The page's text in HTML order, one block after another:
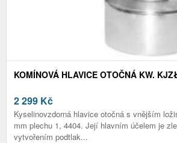
KOMÍNOVÁ HLAVICE OTOČNÁ KW.
2 299 Kč
Kyselinovzdorná hlavice otočná s vnějším
mm plechu 1, 4404. Její hlavním účelem je
vytvořením podtlak...